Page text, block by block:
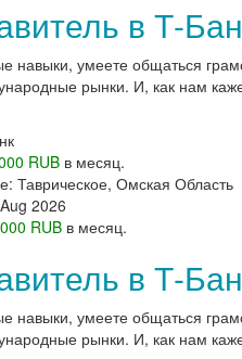
в Т-
навыки, умеете общаться
рынки. И, как нам
RUB в месяц.
Таврическое, Омская Область
2026
RUB в месяц.
в Т-
навыки, умеете общаться
рынки. И, как нам